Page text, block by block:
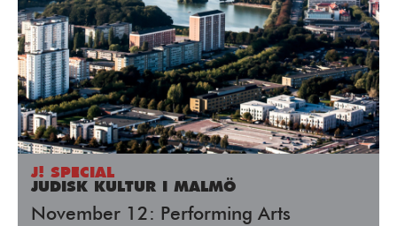
J! SPECIAL
JUDISK KULTUR I MALMÖ
November 12: Performing Arts